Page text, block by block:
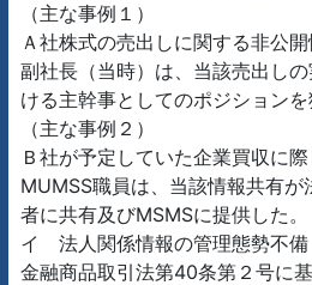
（主な事例１）
Ａ社株式の売出しに関する非公
副社長（当時）は、当該売出し
ける主幹事としてのポジション
（主な事例２）
Ｂ社が予定していた企業買収に
MUMSS職員は、当該情報共有
者に共有及びMSMSに提供した。
イ 法人関係情報の管理態勢不備
金融商品取引法第40条第２号に